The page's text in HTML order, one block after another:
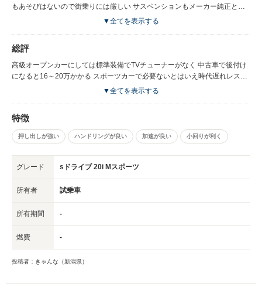
もあそびはないので街乗りには厳しい サスペンションもメーカー純正とは
思えない硬さ 正直乗り心地は悪い スポーツカーとして割り切るならいいが
▼全てを表示する
総評
高級オープンカーにしては標準装備でTVチューナーがなく 中古車で後付け
になると16～20万かかる スポーツカーで必要ないとはいえ時代遅れレスオ
▼全てを表示する
特徴
押し出しが強い ハンドリングが良い 加速が良い 小回りが利く
グレード sドライブ 20i Mスポーツ
所有者 試乗車
所有期間 -
燃費 -
投稿者：きゃんな（新潟県）